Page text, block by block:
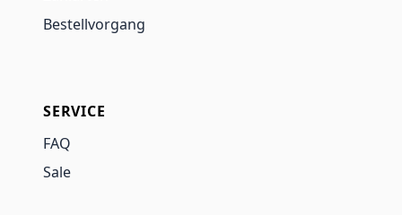
Bestellvorgang
SERVICE
FAQ
Sale